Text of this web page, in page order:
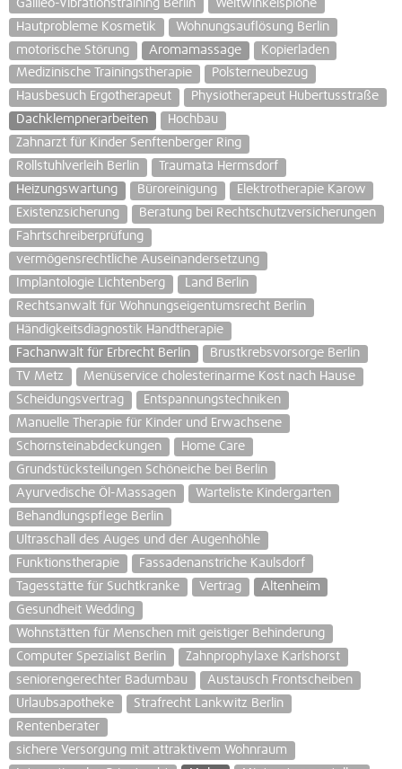
Galileo-Vibrationstraining Berlin
Weitwinkelspione
Hautprobleme Kosmetik
Wohnungsauflösung Berlin
motorische Störung
Aromamassage
Kopierladen
Medizinische Trainingstherapie
Polsterneubezug
Hausbesuch Ergotherapeut
Physiotherapeut Hubertusstraße
Dachklempnerarbeiten
Hochbau
Zahnarzt für Kinder Senftenberger Ring
Rollstuhlverleih Berlin
Traumata Hermsdorf
Heizungswartung
Büroreinigung
Elektrotherapie Karow
Existenzsicherung
Beratung bei Rechtschutzversicherungen
Fahrtschreiberprüfung
vermögensrechtliche Auseinandersetzung
Implantologie Lichtenberg
Land Berlin
Rechtsanwalt für Wohnungseigentumsrecht Berlin
Händigkeitsdiagnostik Handtherapie
Fachanwalt für Erbrecht Berlin
Brustkrebsvorsorge Berlin
TV Metz
Menüservice cholesterinarme Kost nach Hause
Scheidungsvertrag
Entspannungstechniken
Manuelle Therapie für Kinder und Erwachsene
Schornsteinabdeckungen
Home Care
Grundstücksteilungen Schöneiche bei Berlin
Ayurvedische Öl-Massagen
Warteliste Kindergarten
Behandlungspflege Berlin
Ultraschall des Auges und der Augenhöhle
Funktionstherapie
Fassadenanstriche Kaulsdorf
Tagesstätte für Suchtkranke
Vertrag
Altenheim
Gesundheit Wedding
Wohnstätten für Menschen mit geistiger Behinderung
Computer Spezialist Berlin
Zahnprophylaxe Karlshorst
seniorengerechter Badumbau
Austausch Frontscheiben
Urlaubsapotheke
Strafrecht Lankwitz Berlin
Rentenberater
sichere Versorgung mit attraktivem Wohnraum